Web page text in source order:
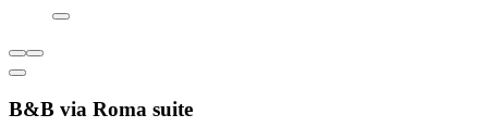
B&B via Roma suite